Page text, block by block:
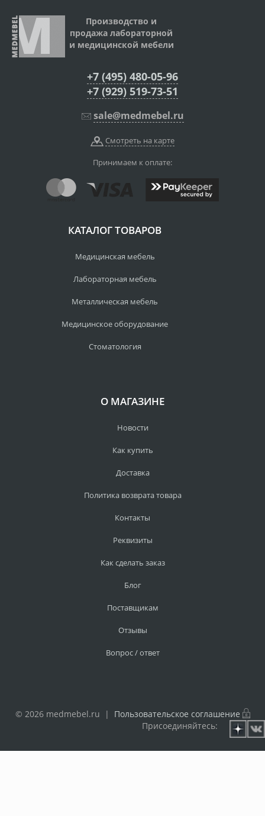
Производство и
продажа лабораторной
и медицинской мебели
+7 (495) 480-05-96
+7 (929) 519-73-51
sale@medmebel.ru
Смотреть на карте
Принимаем к оплате:
КАТАЛОГ ТОВАРОВ
Медицинская мебель
Лабораторная мебель
Металлическая мебель
Медицинское оборудование
Стоматология
О МАГАЗИНЕ
Новости
Как купить
Доставка
Политика возврата товара
Контакты
Реквизиты
Как сделать заказ
Блог
Поставщикам
Отзывы
Вопрос / ответ
© 2026 medmebel.ru | Пользовательское соглашение
Присоединяйтесь: